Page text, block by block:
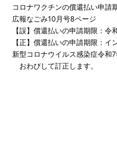
コロナワクチンの償還払い申請
広報なごみ10月号8ページ
【誤】償還払いの申請期限：令
【正】償還払いの申請期限：
新型コロナウイルス感染症令和
おわびして訂正します。